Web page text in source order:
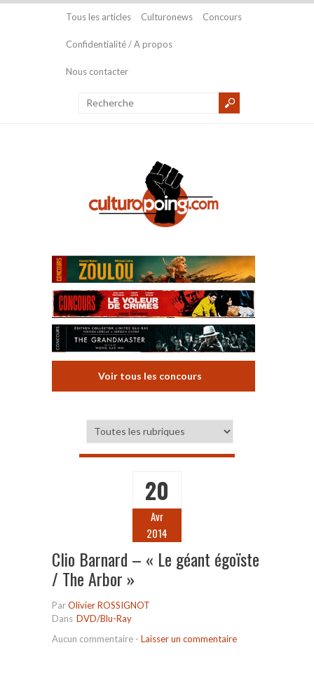
Tous les articles Culturonews Concours
Confidentialité / A propos
Nous contacter
Voir tous les concours
20
Avr
2014
Clio Barnard – « Le géant égoïste
/ The Arbor »
ParOlivier ROSSIGNOT
Dans DVD/Blu-Ray
Aucun commentaire - Laisser un commentaire